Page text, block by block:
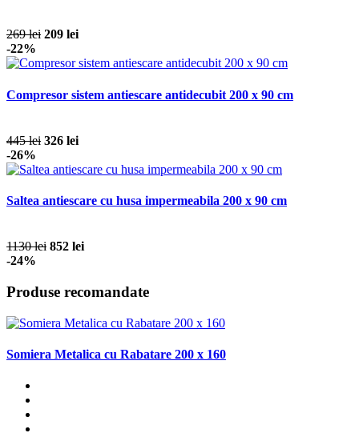
269 lei 209 lei
-22%
Compresor sistem antiescare antidecubit 200 x 90 cm
445 lei 326 lei
-26%
Saltea antiescare cu husa impermeabila 200 x 90 cm
1130 lei 852 lei
-24%
Produse recomandate
Somiera Metalica cu Rabatare 200 x 160